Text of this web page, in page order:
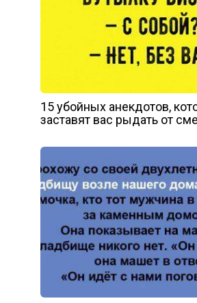
15 убойных анекдотов,
заставят вас рыдать от